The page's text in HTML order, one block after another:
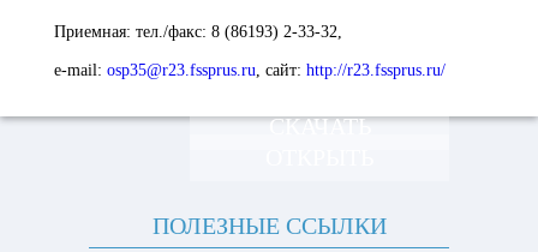
Приемная: тел./факс: 8 (86193) 2-33-32,
e-mail: osp35@r23.fssprus.ru, сайт: http://r23.fssprus.ru/
СКАЧАТЬ
ПОЛЕЗНЫЕ ССЫЛКИ